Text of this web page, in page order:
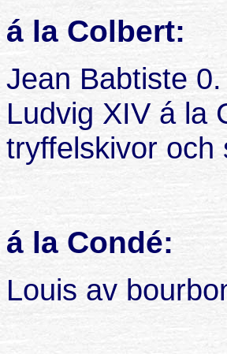
á la Colbert:
Jean Babtiste
Ludvig XIV á la
tryffelskivor och
á la Condé:
Louis av